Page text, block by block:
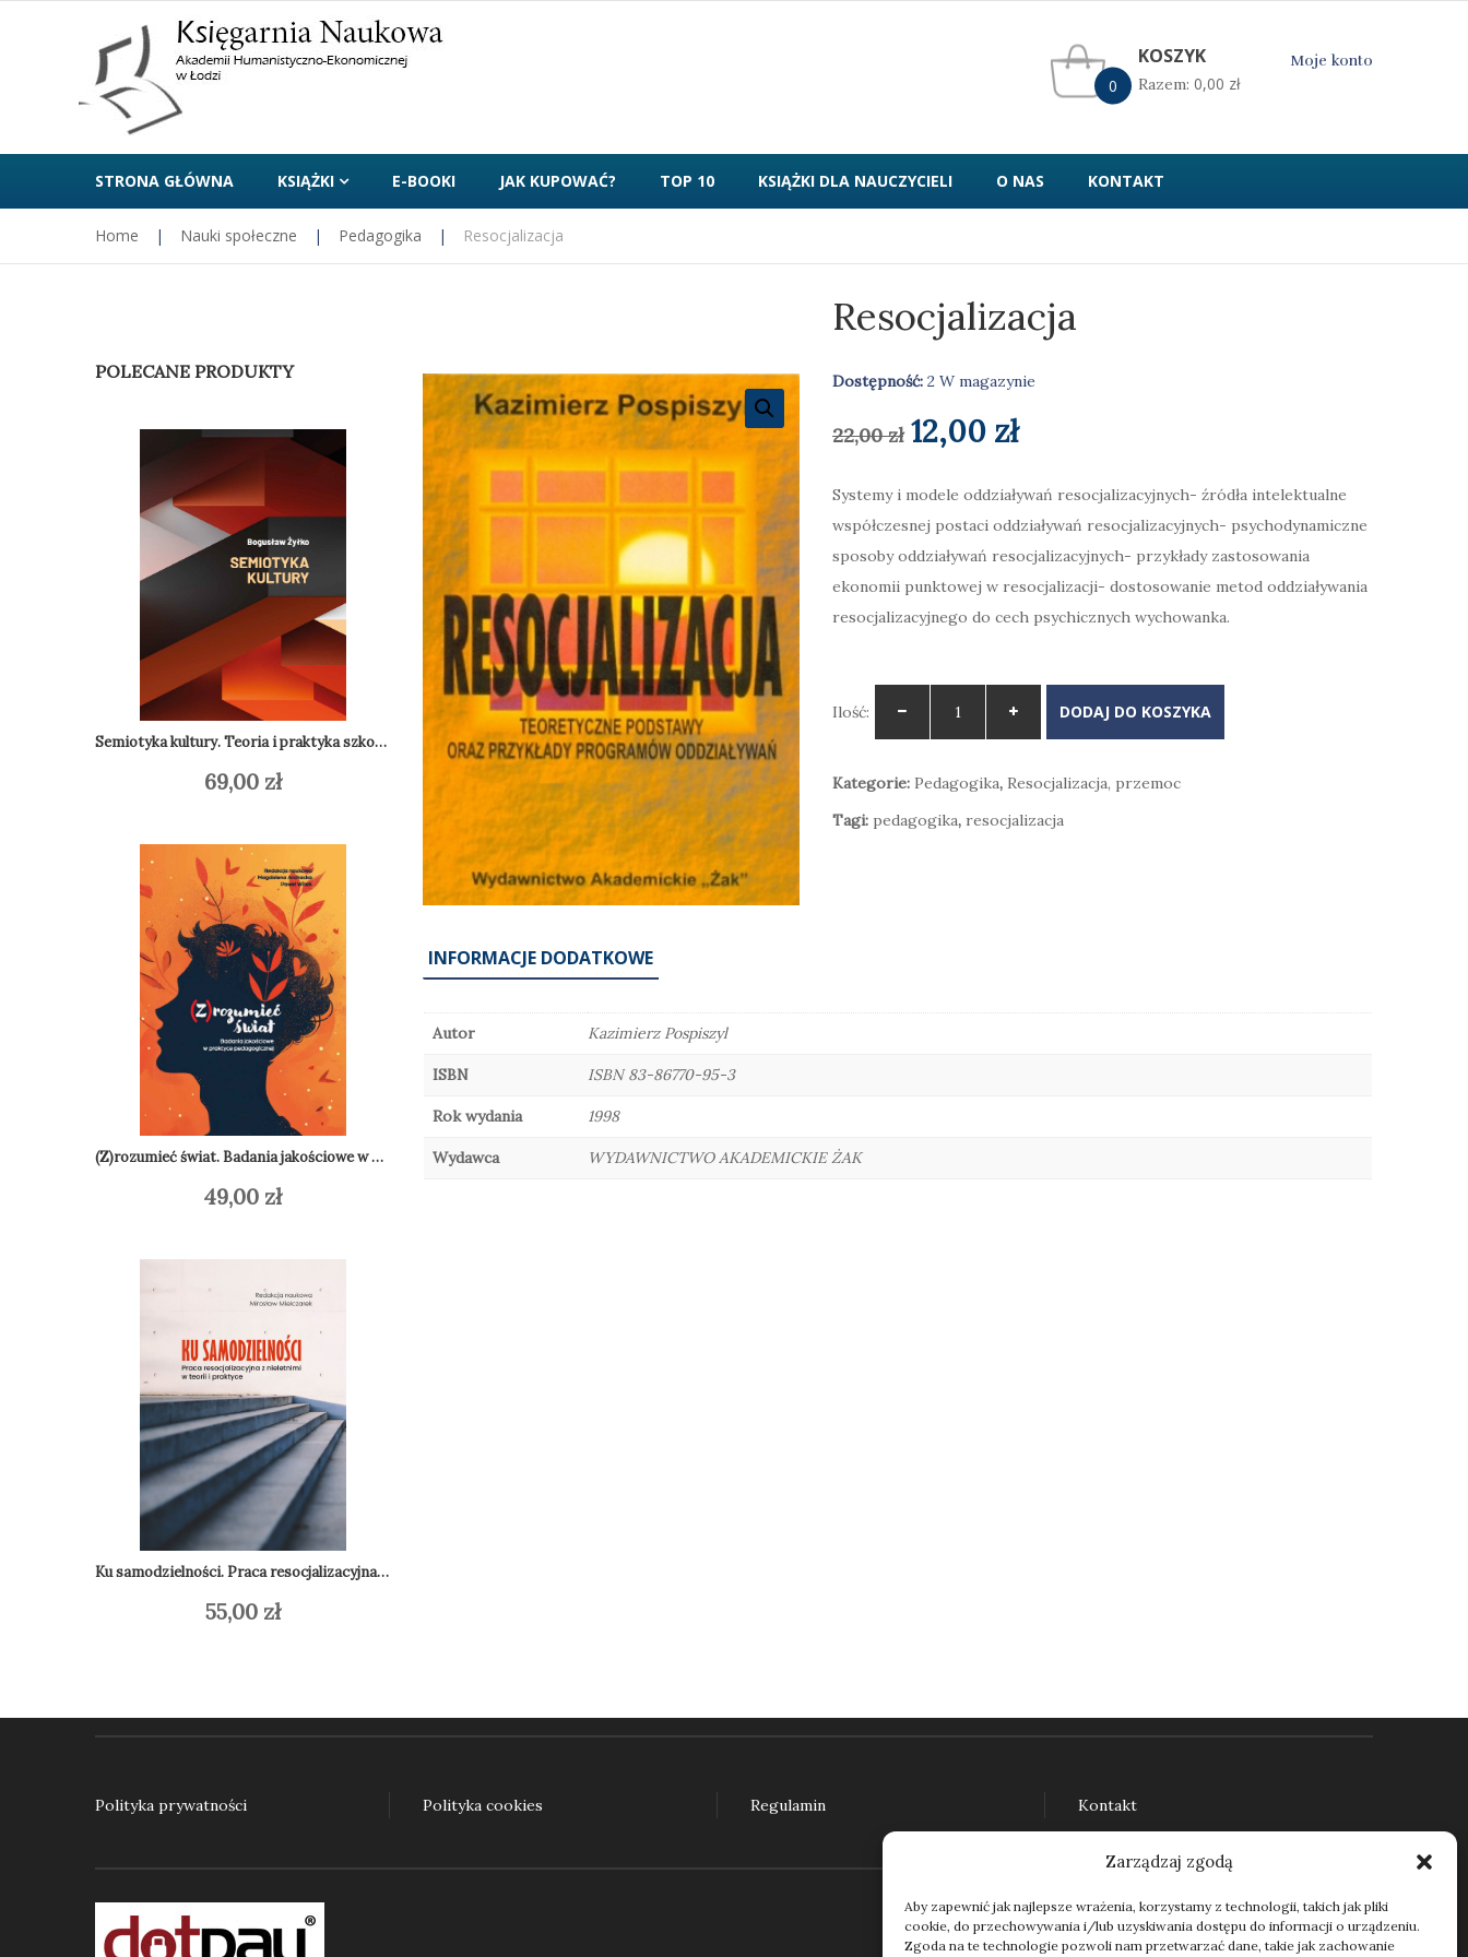
Zarządzaj zgodą
Aby zapewnić jak najlepsze wrażenia, korzystamy z technologii, takich jak pliki
cookie, do przechowywania i/lub uzyskiwania dostępu do informacji o urządzeniu.
Zgoda na te technologie pozwoli nam przetwarzać dane, takie jak zachowanie
KOSZYK
0 Razem: 0,00 zł
Moje konto
STRONA GŁÓWNA KSIĄŻKI E-BOOKI JAK KUPOWAĆ? TOP 10 KSIĄŻKI DLA NAUCZYCIELI O NAS KONTAKT
Home | Nauki społeczne | Pedagogika | Resocjalizacja
Resocjalizacja
Dostępność: 2 W magazynie
22,00zł Pierwotna
cena
wynosiła:
22,00 zł.
12,00 złAktualna
cena
wynosi:
12,00 zł.
Systemy i modele oddziaływań resocjalizacyjnych- źródła intelektualne
współczesnej postaci oddziaływań resocjalizacyjnych- psychodynamiczne
sposoby oddziaływań resocjalizacyjnych- przykłady zastosowania
ekonomii punktowej w resocjalizacji- dostosowanie metod oddziaływania
resocjalizacyjnego do cech psychicznych wychowanka.
Ilość: DODAJ DO KOSZYKA
Kategorie: Pedagogika, Resocjalizacja, przemoc
Tagi: pedagogika, resocjalizacja
INFORMACJE DODATKOWE
Autor Kazimierz Pospiszyl
ISBN ISBN 83-86770-95-3
Rok wydania 1998
Wydawca WYDAWNICTWO AKADEMICKIE ŻAK
POLECANE PRODUKTY
Semiotyka kultury. Teoria i praktyka szkoły tartusko-moskiewskiej
69,00 zł
Dodaj do koszyka
(Z)rozumieć świat. Badania jakościowe w praktyce pedagogicznej
49,00 zł
Dodaj do koszyka
Ku samodzielności. Praca resocjalizacyjna z nieletnimi w teorii i praktyce
55,00 zł
Dodaj do koszyka
Pedagogika resocjalizacyjna w teorii i codziennej praktyce
49,00 zł
Dodaj do koszyka
Sztuczna inteligencja i nowe technologie. O co każdy powinien zapytać
Polityka prywatności Polityka cookies Regulamin Kontakt